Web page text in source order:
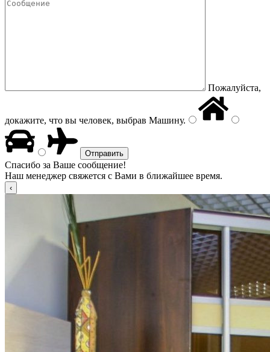
Пожалуйста,
докажите, что вы человек, выбрав Машину.
Спасибо за Ваше сообщение!
Наш менеджер свяжется с Вами в ближайшее время.